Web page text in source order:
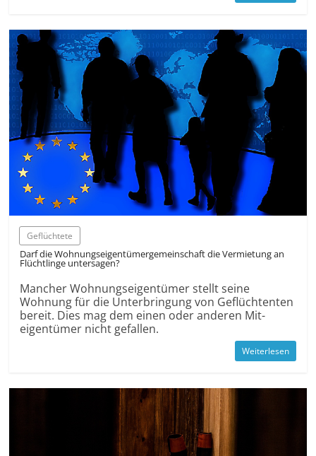
Geflüchtete
Darf die Wohnungs­eigentümer­gemeinschaft die Vermietung an
Flüchtlinge untersagen?
Mancher Wohnungs­eigentümer stellt seine
Wohnung für die Unter­bringung von Geflüchtenten
bereit. Dies mag dem einen oder anderen Mit­
eigentümer nicht gefallen.
Weiterlesen